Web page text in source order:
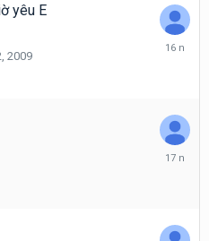
2008
yêu E
2009
Tháng
Tháng